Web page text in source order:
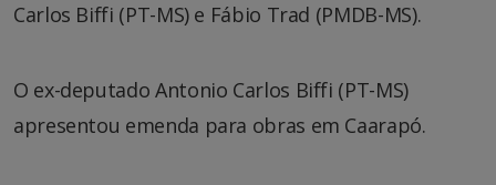
Carlos Biffi (PT-MS) e Fábio Trad (PMDB-MS).
O ex-deputado Antonio Carlos Biffi (PT-MS)
apresentou emenda para obras em Caarapó.